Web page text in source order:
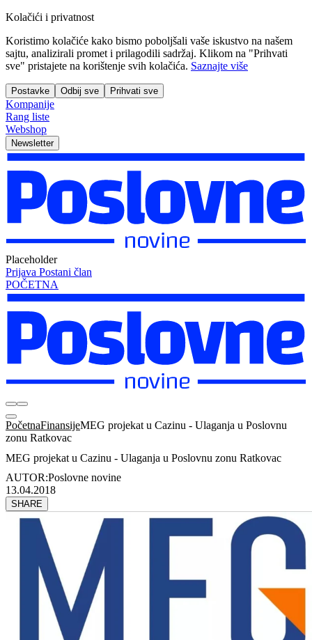
Kolačići i privatnost
Koristimo kolačiće kako bismo poboljšali vaše iskustvo na našem
sajtu, analizirali promet i prilagodili sadržaj. Klikom na "Prihvati
sve" pristajete na korištenje svih kolačića. Saznajte više
Postavke Odbij sve Prihvati sve
Kompanije
Rang liste
Webshop
Newsletter
Placeholder
Prijava Postani član
POČETNA
PočetnaFinansijeMEG projekat u Cazinu - Ulaganja u Poslovnu
zonu Ratkovac
MEG projekat u Cazinu - Ulaganja u Poslovnu zonu Ratkovac
AUTOR:Poslovne novine
13.04.2018
SHARE